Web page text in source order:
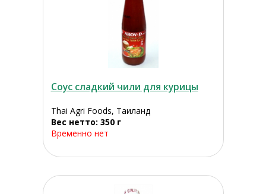
Соус сладкий чили для курицы
Thai Agri Foods, Таиланд
Вес нетто: 350 г
Временно нет